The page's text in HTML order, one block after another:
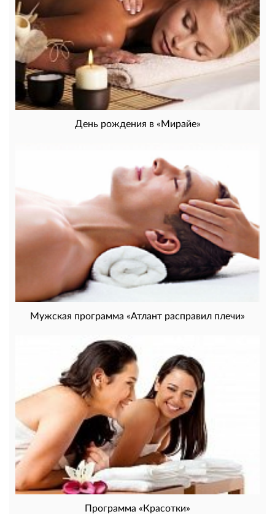
День рождения в «Мирайе»
Мужская программа «Атлант расправил плечи»
Программа «Красотки»